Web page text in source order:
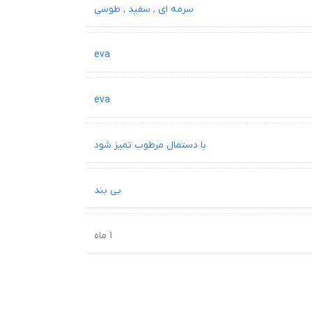
سرمه ای , سفید , طوسی
eva
eva
با دستمال مرطوب تمیز شود
بی بند
1 ماه